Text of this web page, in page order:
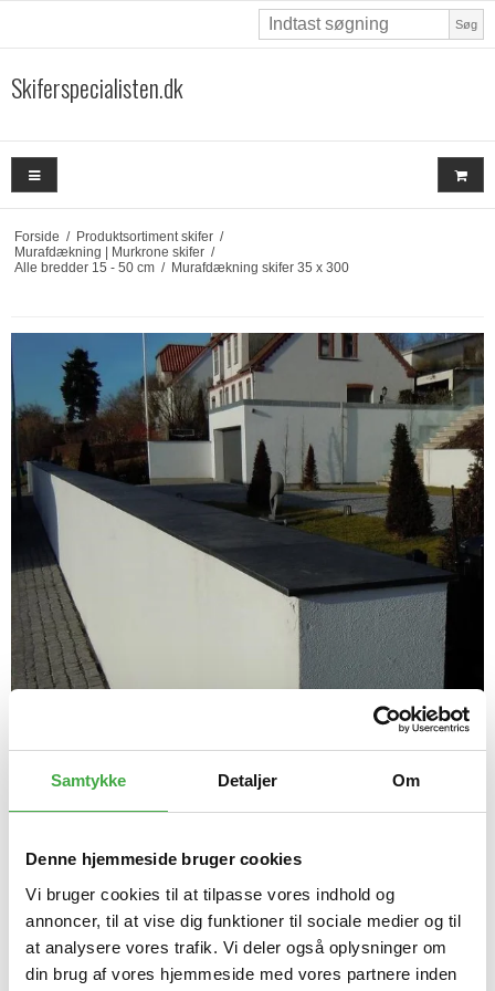
Samtykke Detaljer Om
Denne hjemmeside bruger cookies
Vi bruger cookies til at tilpasse vores indhold og
annoncer, til at vise dig funktioner til sociale medier og til
at analysere vores trafik. Vi deler også oplysninger om
din brug af vores hjemmeside med vores partnere inden
Søg
Skiferspecialisten.dk
Forside / Produktsortiment skifer /
Murafdækning | Murkrone skifer /
Alle bredder 15 - 50 cm / Murafdækning skifer 35 x 300
Murafdækning skifer 35 x 300
1.740,00 DKK